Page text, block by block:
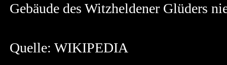
Gebäude des Witzheldener Glüders
Quelle: WIKIPEDIA